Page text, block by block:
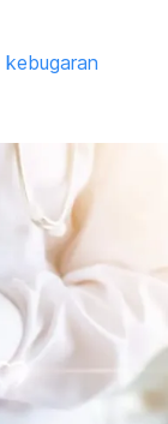
kebugaran